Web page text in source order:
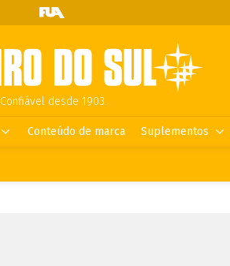
Confiável desde 1903.
Conteúdo de marca Suplementos